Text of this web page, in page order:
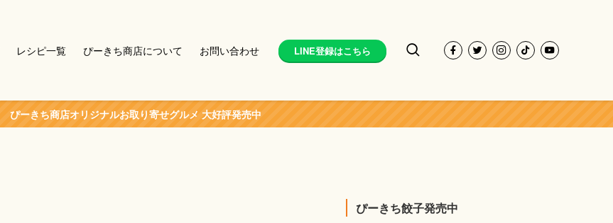
レシピ一覧 ぴーきち商店について お問い合わせ LINE登録はこちら
ぴーきち商店オリジナルお取り寄せグルメ 大好評発売中
ぴーきち餃子発売中